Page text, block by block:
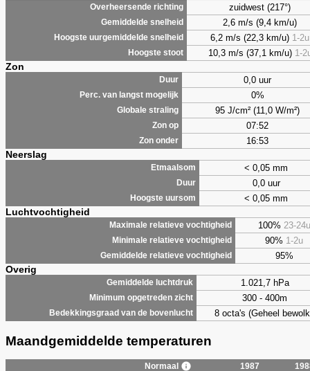
Overheersende richting zuidwest (217°)
Gemiddelde snelheid 2,6 m/s (9,4 km/u)
Hoogste uurgemiddelde snelheid 6,2 m/s (22,3 km/u) 1-2u
Hoogste stoot 10,3 m/s (37,1 km/u) 1-
Zon
Duur 0,0 uur
Perc. van langst mogelijk 0%
Globale straling 95 J/cm² (11,0 W/m²)
Zon op 07:52
Zon onder 16:53
Neerslag
Etmaalsom < 0,05 mm
Duur 0,0 uur
Hoogste uursom < 0,05 mm
Luchtvochtigheid
Maximale relatieve vochtigheid 100% 23-24u
Minimale relatieve vochtigheid 90% 1-2u
Gemiddelde relatieve vochtigheid 95%
Overig
Gemiddelde luchtdruk 1.021,7 hPa
Minimum opgetreden zicht 300 - 400m
Bedekkingsgraad van de bovenlucht 8 octa's (Geheel
Maandgemiddelde temperaturen
Normaal 1987